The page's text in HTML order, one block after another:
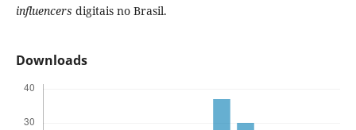
influencers digitais no Brasil.
Downloads